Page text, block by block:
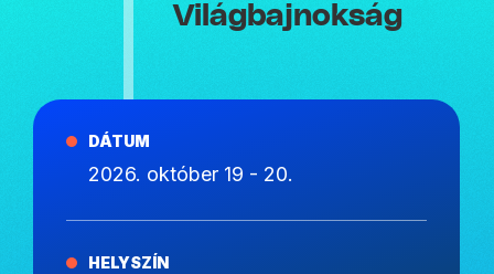
Világbajnokság
DÁTUM
2026. október 19 - 20.
HELYSZÍN